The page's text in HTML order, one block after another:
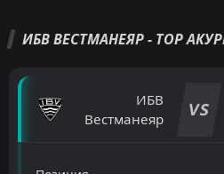
ИБВ ВЕСТМАНЕЯР - ТОР
ИБВ
Вестманеяр
VS